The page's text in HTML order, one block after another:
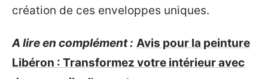
création de ces enveloppes uniques.
A lire en complément : Avis pour la peinture
Libéron : Transformez votre intérieur avec